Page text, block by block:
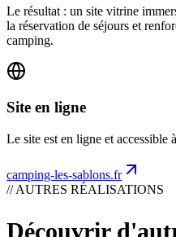
Le résultat : un site vitrine
la réservation de séjours et
camping.
Site en ligne
Le site est en ligne et
camping-les-sablons.fr
// AUTRES RÉALISATIONS
Découvrir